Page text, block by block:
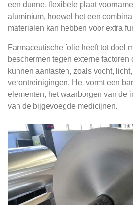
een dunne, flexibele plaat
aluminium, hoewel het een
materialen kan hebben voor extra
Farmaceutische folie heeft tot doel
beschermen tegen externe factoren
kunnen aantasten, zoals vocht,
verontreinigingen. Het vormt een
elementen, het waarborgen van de
van de bijgevoegde medicijnen.